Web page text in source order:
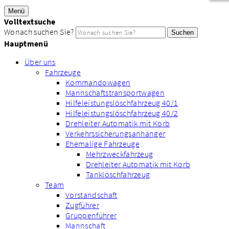
Menü
Volltextsuche
Wonach suchen Sie?
Suchen
Hauptmenü
Über uns
Fahrzeuge
Kommandowagen
Mannschaftstransportwagen
Hilfeleistungslöschfahrzeug 40/1
Hilfeleistungslöschfahrzeug 40/2
Drehleiter Automatik mit Korb
Verkehrssicherungsanhänger
Ehemalige Fahrzeuge
Mehrzweckfahrzeug
Drehleiter Automatik mit Korb
Tanklöschfahrzeug
Team
Vorstandschaft
Zugführer
Gruppenführer
Mannschaft